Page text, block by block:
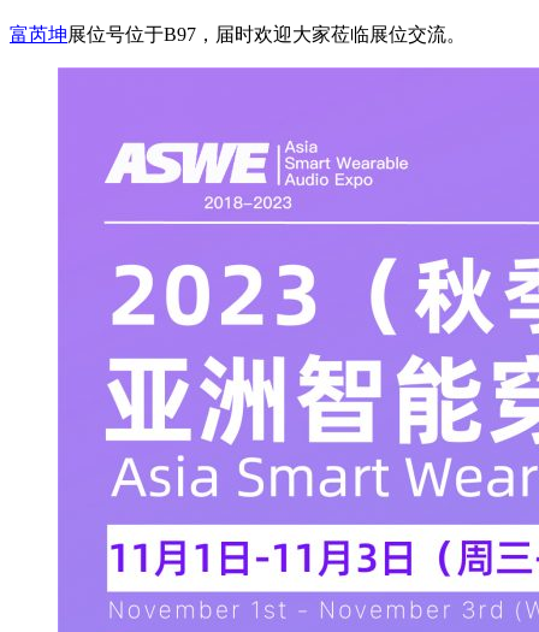
富芮坤展位号位于B97，届时欢迎大家莅临展位交流。